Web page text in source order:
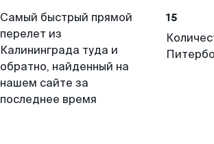
Самый быстрый прямой
перелет из
Калининграда туда и
обратно, найденный на
нашем сайте за
последнее время
15